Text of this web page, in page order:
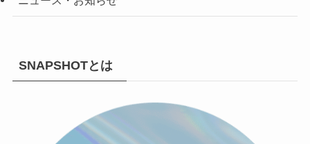
SNAPSHOTとは